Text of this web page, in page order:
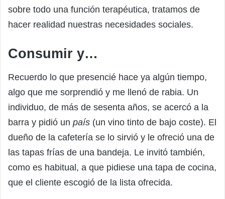
sobre todo una función terapéutica, tratamos de
hacer realidad nuestras necesidades sociales.
Consumir y…
Recuerdo lo que presencié hace ya algún tiempo,
algo que me sorprendió y me llenó de rabia. Un
individuo, de más de sesenta años, se acercó a la
barra y pidió un país (un vino tinto de bajo coste). El
dueño de la cafetería se lo sirvió y le ofreció una de
las tapas frías de una bandeja. Le invitó también,
como es habitual, a que pidiese una tapa de cocina,
que el cliente escogió de la lista ofrecida.